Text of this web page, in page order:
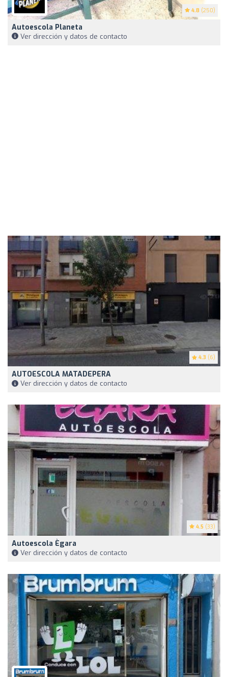
4.8 (250)
Autoescola Planeta
Ver dirección y datos de contacto
4.3 (6)
AUTOESCOLA MATADEPERA
Ver dirección y datos de contacto
4.5 (33)
Autoescola Ègara
Ver dirección y datos de contacto